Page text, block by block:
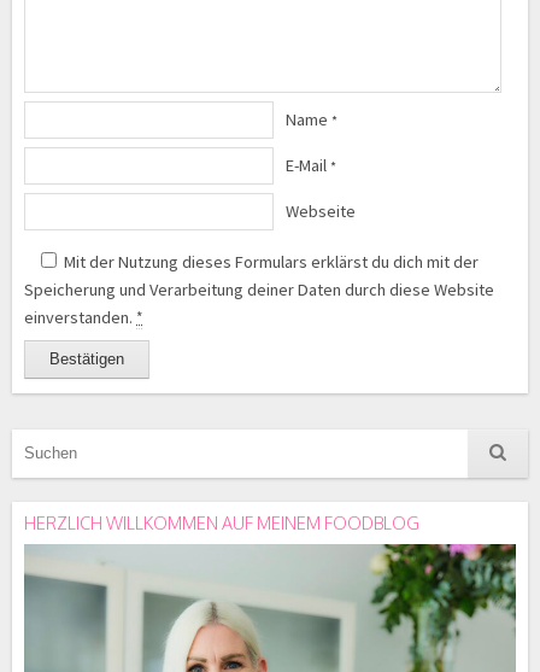
Name *
E-Mail *
Webseite
Mit der Nutzung dieses Formulars erklärst du dich mit der
Speicherung und Verarbeitung deiner Daten durch diese Website
einverstanden. *
HERZLICH WILLKOMMEN AUF MEINEM FOODBLOG